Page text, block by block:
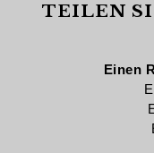
TEILEN
Einen